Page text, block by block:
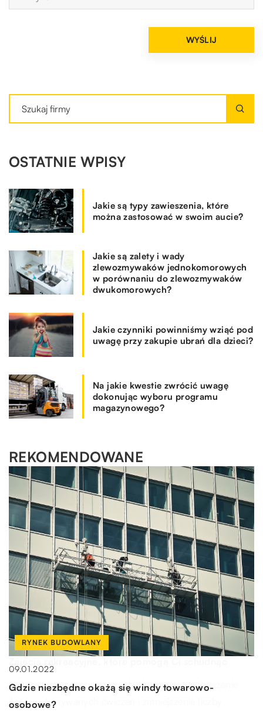
OSTATNIE WPISY
Jakie są typy zawieszenia, które
można zastosować w swoim aucie?
Jakie są zalety i wady
zlewozmywaków jednokomorowych
w porównaniu do zlewozmywaków
dwukomorowych?
Jakie czynniki powinniśmy wziąć pod
uwagę przy zakupie ubrań dla dzieci?
Na jakie kwestie zwrócić uwagę
dokonując wyboru programu
magazynowego?
REKOMENDOWANE
DOM I WNĘTRZE
21.02.2022
Mieszkanie, w którym ma zamieszkać senior, powinno
ZDROWIE
05.08.2022
Najlepszym sposobem na schudnięcie jest zwiększenie
ilości wykonywanych ćwiczeń i zmniejszenie liczby
RYNEK BUDOWLANY
09.01.2022
Gdzie niezbędne okażą się windy towarowo-
osobowe?